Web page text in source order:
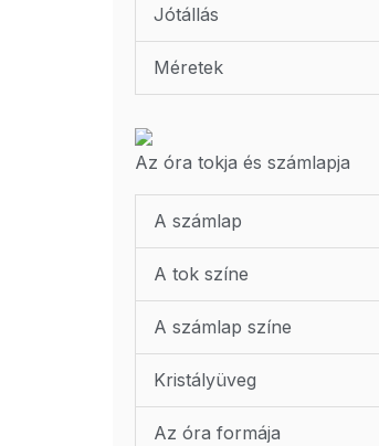
Jótállás
Méretek
Az óra tokja és számlapja
A számlap
A tok színe
A számlap színe
Kristályüveg
Az óra formája